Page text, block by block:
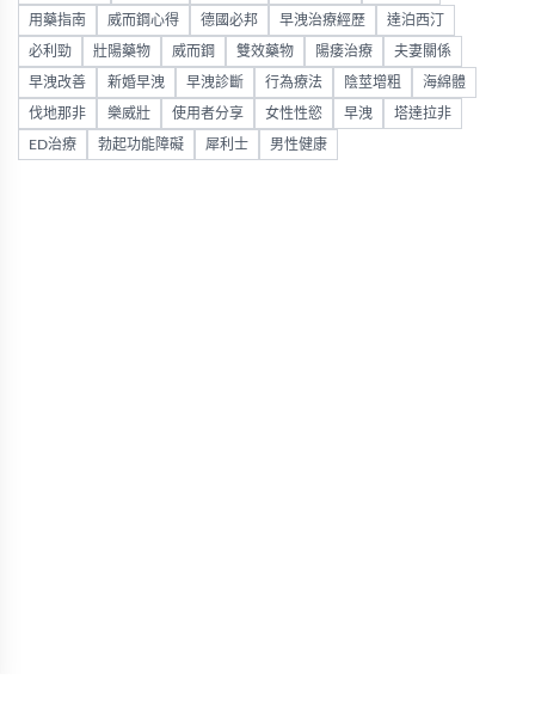
用藥指南 威而鋼心得 德國必邦 早洩治療經歷 達泊西汀
必利勁 壯陽藥物 威而鋼 雙效藥物 陽痿治療 夫妻關係
早洩改善 新婚早洩 早洩診斷 行為療法 陰莖增粗 海綿體
伐地那非 樂威壯 使用者分享 女性性慾 早洩 塔達拉非
ED治療 勃起功能障礙 犀利士 男性健康